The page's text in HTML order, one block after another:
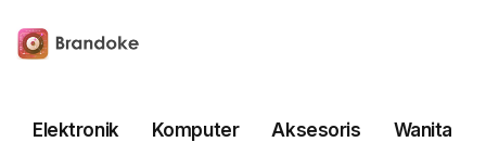
Elektronik Komputer Aksesoris Wanita